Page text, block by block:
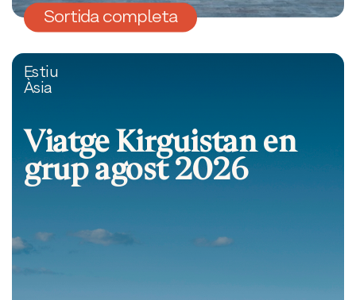
Sortida completa
Estiu
Àsia
Viatge Kirguistan en
grup agost 2026